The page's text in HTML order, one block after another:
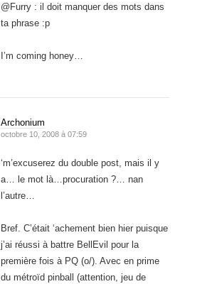
@Furry : il doit manquer des mots dans
ta phrase :p
I’m coming honey…
Archonium
octobre 10, 2008 à 07:59
‘m’excuserez du double post, mais il y
a… le mot là…procuration ?… nan
l’autre…
Bref. C’était ‘achement bien hier puisque
j’ai réussi à battre BellEvil pour la
première fois à PQ (o/). Avec en prime
du métroïd pinball (attention, jeu de